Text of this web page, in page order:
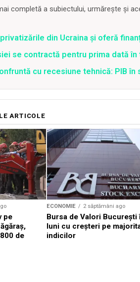
completă a subiectului, urmărește și
privatizările din Ucraina și oferă
se contractă pentru prima dată
cu recesiune tehnică: PIB
ARTICOLE
pe
de
ECONOMIE 2 săptămâni ago
Bursa de Valori Bucureşti
luni cu creșteri pe
indicilor